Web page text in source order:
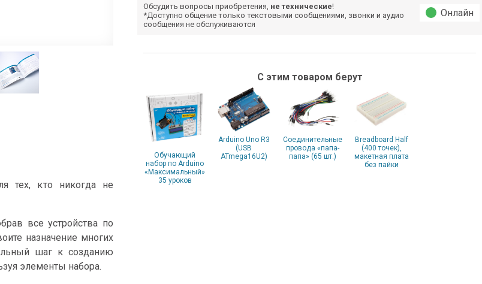
Обсудить вопросы приобретения, не технические!
*Доступно общение только текстовыми сообщениями, звонки и аудио
сообщения не обслуживаются
Онлайн
С этим товаром берут
Обучающий
набор по Arduino
«Максимальный»
35 уроков
Arduino Uno R3
(USB
ATmega16U2)
Соединительные
провода «папа-
папа» (65 шт.)
Breadboard Half
(400 точек),
макетная плата
без пайки
тех, кто никогда не
все устройства по
назначение многих
шаг к созданию
элементы набора.